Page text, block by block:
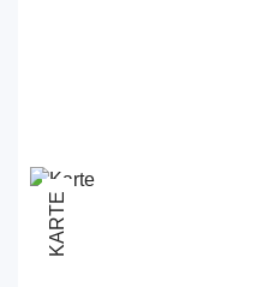
KARTE